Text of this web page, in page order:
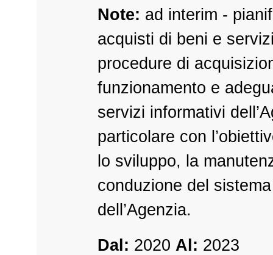
Note: ad interim -
acquisti di beni e
procedure di
funzionamento e
servizi informativi
particolare con
lo sviluppo, la
conduzione del
dell’Agenzia.
Dal: 2020 Al: 2023